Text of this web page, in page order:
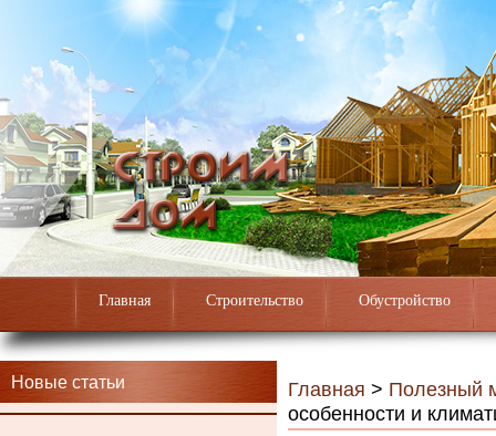
Главная Строительство Обустройство
Новые статьи Главная > Полезный
особенности и